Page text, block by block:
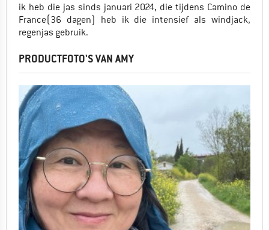
ik heb die jas sinds januari 2024, die tijdens Camino de
France(36 dagen) heb ik die intensief als windjack,
regenjas gebruik.
PRODUCTFOTO'S VAN AMY